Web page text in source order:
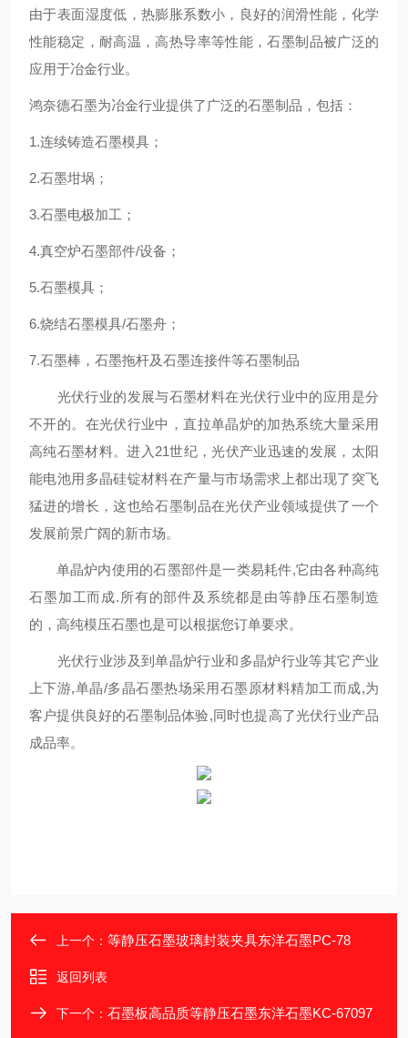
由于表面湿度低，热膨胀系数小，良好的润滑性能，化学
性能稳定，耐高温，高热导率等性能，石墨制品被广泛的
应用于冶金行业。
鸿奈德石墨为冶金行业提供了广泛的石墨制品，包括：
1.连续铸造石墨模具；
2.石墨坩埚；
3.石墨电极加工；
4.真空炉石墨部件/设备；
5.石墨模具；
6.烧结石墨模具/石墨舟；
7.石墨棒，石墨拖杆及石墨连接件等石墨制品
光伏行业的发展与石墨材料在光伏行业中的应用是分
不开的。在光伏行业中，直拉单晶炉的加热系统大量采用
高纯石墨材料。进入21世纪，光伏产业迅速的发展，太阳
能电池用多晶硅锭材料在产量与市场需求上都出现了突飞
猛进的增长，这也给石墨制品在光伏产业领域提供了一个
发展前景广阔的新市场。
单晶炉内使用的石墨部件是一类易耗件,它由各种高纯
石墨加工而成.所有的部件及系统都是由等静压石墨制造
的，高纯模压石墨也是可以根据您订单要求。
光伏行业涉及到单晶炉行业和多晶炉行业等其它产业
上下游,单晶/多晶石墨热场采用石墨原材料精加工而成,为
客户提供良好的石墨制品体验,同时也提高了光伏行业产品
成品率。
上一个： 等静压石墨玻璃封装夹具东洋石墨PC-78
返回列表
下一个： 石墨板高品质等静压石墨东洋石墨KC-67097